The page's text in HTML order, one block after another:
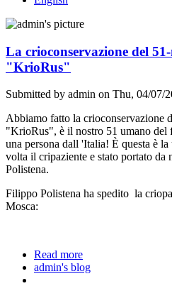
La crioconservazione del
"KrioRus"
Submitted by admin on Thu, 04/07/
Abbiamo fatto la crioconservazione
"KrioRus", è il nostro 51 umano del
una persona dall 'Italia! È questa è la
volta il cripaziente e stato portato
Polistena.
Filippo Polistena ha spedito la
Mosca:
Read more
di "KrioRus"
admin's blog